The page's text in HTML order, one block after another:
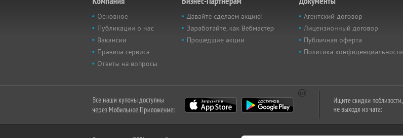
Основное
Публикации о нас
Вакансии
Правила сервиса
Ответы на вопросы
Давайте сделаем акцию!
Заработайте, как Вебмастер
Прошедшие акции
Агентский договор
Лицензионный договор
Публичная оферта
Политика конфиденциальности
Все наши купоны доступны
через Мобильное Приложение:
Ищите скидки поблизости,
не выходя из чата: